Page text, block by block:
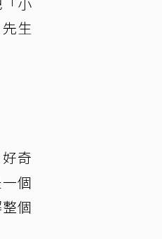
生
奇
個
個